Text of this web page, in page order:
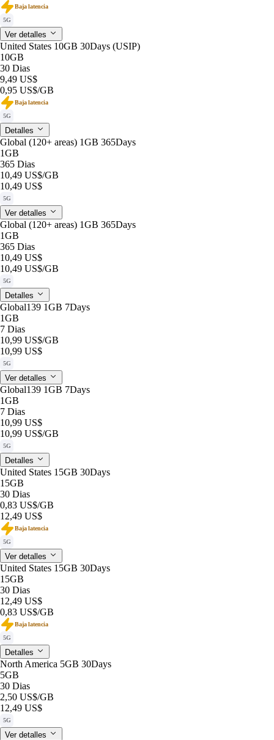
Baja latencia
5G
Ver detalles
United States 10GB 30Days (USIP)
10GB
30 Dias
9,49 US$
0,95 US$/GB
Baja latencia
5G
Detalles
Global (120+ areas) 1GB 365Days
1GB
365 Dias
10,49 US$/GB
10,49 US$
5G
Ver detalles
Global (120+ areas) 1GB 365Days
1GB
365 Dias
10,49 US$
10,49 US$/GB
5G
Detalles
Global139 1GB 7Days
1GB
7 Dias
10,99 US$/GB
10,99 US$
5G
Ver detalles
Global139 1GB 7Days
1GB
7 Dias
10,99 US$
10,99 US$/GB
5G
Detalles
United States 15GB 30Days
15GB
30 Dias
0,83 US$/GB
12,49 US$
Baja latencia
5G
Ver detalles
United States 15GB 30Days
15GB
30 Dias
12,49 US$
0,83 US$/GB
Baja latencia
5G
Detalles
North America 5GB 30Days
5GB
30 Dias
2,50 US$/GB
12,49 US$
5G
Ver detalles